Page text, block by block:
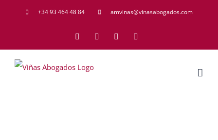
+34 93 464 48 84 amvinas@vinasabogados.com
FacebookTwitter LinkedIn